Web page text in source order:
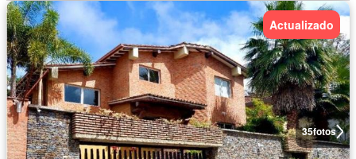
35fotos
Actualizado